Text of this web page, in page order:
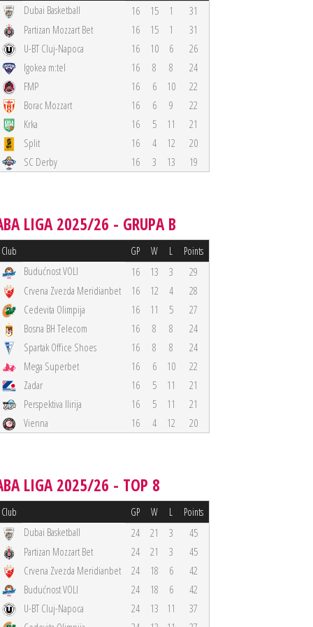
Dubai Basketball 16 15 1
31
Partizan Mozzart Bet
16 15 1
31
U-BT Cluj-Napoca
16 10 6
26
Igokea m:tel
16 8 8
24
FMP
16 6 10
22
Borac Mozzart
16 6 9
22
Krka
16 5 11
21
Split
16 4 12
20
SC Derby
16 3 13 19
LIGA 2025/26 - GRUPA B
Club GP W L Points
Budućnost VOLI 16 13 3
29
Crvena Zvezda Meridianbet
16 12 4
28
Cedevita Olimpija
16 11 5
27
Bosna BH Telecom
16 8 8
24
Spartak Office Shoes
16 8 8
24
Mega Superbet
16 6 10
22
Zadar
16 5 11
21
Perspektiva Ilirija
16 5 11
21
Vienna
16 4 12 20
LIGA 2025/26 - TOP 8
Club GP W L Points
Dubai Basketball 24 21 3
45
Partizan Mozzart Bet
24 21 3
45
Crvena Zvezda Meridianbet
24 18 6
42
Budućnost VOLI
24 18 6
42
U-BT Cluj-Napoca
24 13 11
37